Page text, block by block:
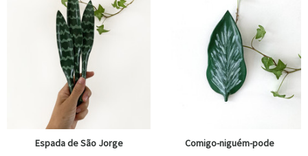
Espada de São Jorge
Comigo-niguém-pode